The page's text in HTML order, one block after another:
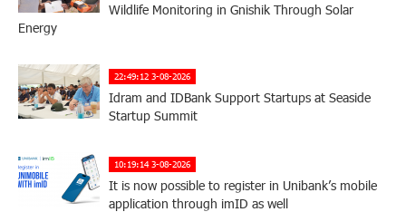
Wildlife Monitoring in Gnishik Through Solar
Energy
22:49:12 3-08-2026
Idram and IDBank Support Startups at Seaside
Startup Summit
10:19:14 3-08-2026
It is now possible to register in Unibank’s mobile
application through imID as well